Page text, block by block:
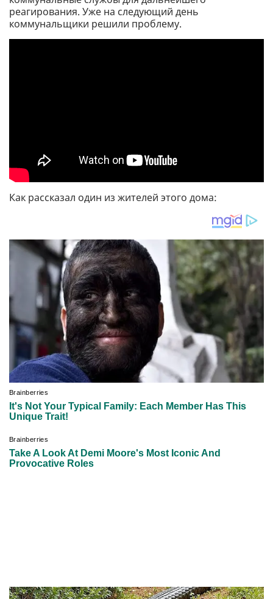
реагирования. Уже на следующий день
коммунальщики решили проблему.
Как рассказал один из жителей этого дома: